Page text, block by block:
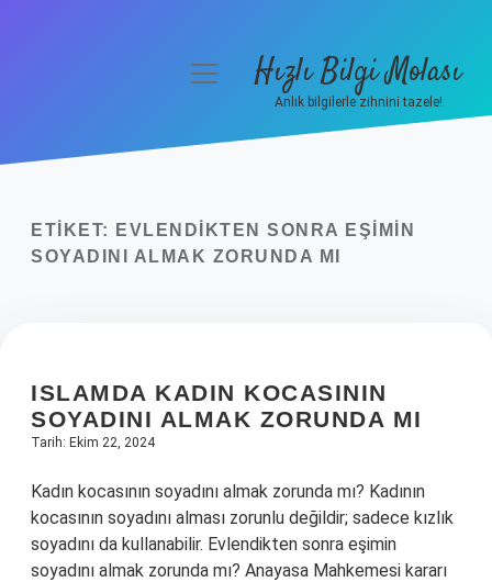
Yasal Uyarı
menüyüHızlı Bilgi Molası
Anlık bilgilerle zihnini tazele!
ETIKET:
EVLENDIKTEN SONRA EŞIMIN
SOYADINI ALMAK ZORUNDA MI
ISLAMDA KADIN KOCASININ
SOYADINI ALMAK ZORUNDA MI
Tarih: Ekim 22, 2024
Kadın kocasının soyadını almak zorunda mı? Kadının
kocasının soyadını alması zorunlu değildir; sadece kızlık
soyadını da kullanabilir. Evlendikten sonra eşimin
soyadını almak zorunda mı? Anayasa Mahkemesi kararı